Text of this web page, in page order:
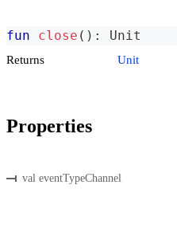
fun close ( ) : Unit
Returns Unit
Properties
val eventTypeChannel